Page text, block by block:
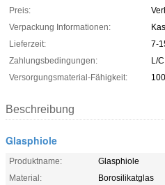
Preis:
Verpackung Informationen:
Lieferzeit:
7-
Zahlungsbedingungen:
L/
Versorgungsmaterial-Fähigkeit:
Beschreibung
Glasphiole
Produktname:
Glasphiole
Material:
Borosilikatglas